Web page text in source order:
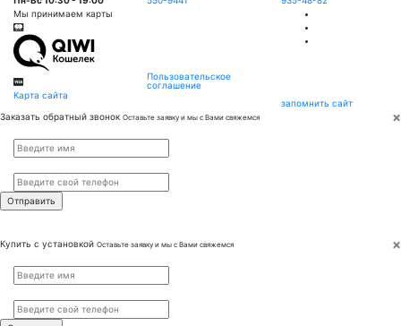
Мы принимаем карты
Карта сайта
Пользовательское
соглашение
запомнить сайт
×
Заказать обратный звонок Оставьте заявку и мы с Вами свяжемся
×
Купить с установкой Оставьте заявку и мы с Вами свяжемся